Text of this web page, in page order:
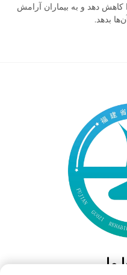
دهد و به بیماران آرامش
بدهد.
ما